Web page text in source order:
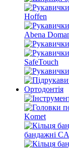
Hoffen
Abena
SafeTouch
Ортодонтія
Komet
бандажні